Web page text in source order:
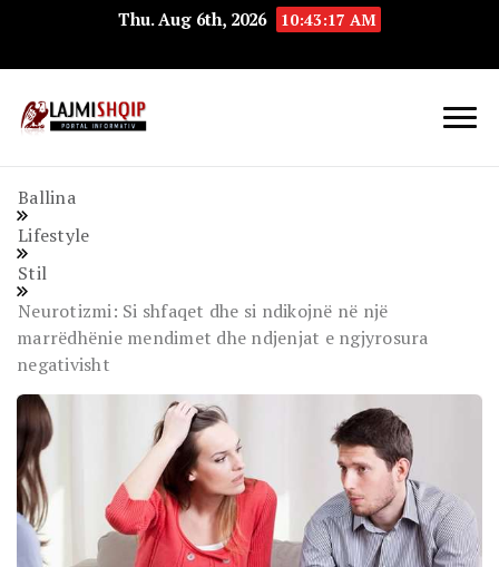
Thu. Aug 6th, 2026 10:43:18 AM
Ballina
Lifestyle
Stil
Neurotizmi: Si shfaqet dhe si ndikojnë në një
marrëdhënie mendimet dhe ndjenjat e ngjyrosura
negativisht